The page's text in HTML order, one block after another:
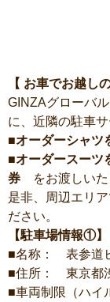
【 お車でお越し
GINZAグローバ
に、近隣の駐車
■オーダーシャツ
■オーダースーツ
券 をお渡しいた
是非、周辺エリ
ださい。
【駐車場情報①】
■名称： 表参道
■住所： 東京都
■車両制限（ハ